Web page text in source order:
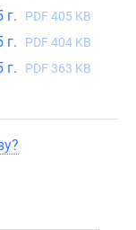
г. PDF 405 KB
г. PDF 404 KB
г. PDF 363 KB